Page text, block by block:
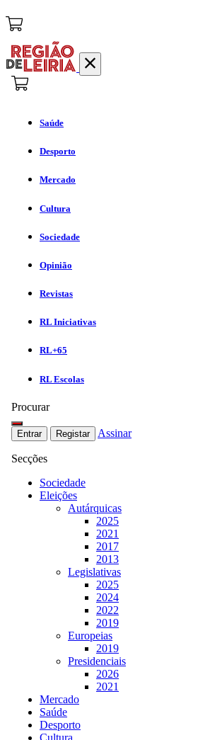
Saúde
Desporto
Mercado
Cultura
Sociedade
Opinião
Revistas
RL Iniciativas
RL+65
RL Escolas
Procurar
Entrar Registar Assinar
Secções
Sociedade
Eleições
Autárquicas
2025
2021
2017
2013
Legislativas
2025
2024
2022
2019
Europeias
2019
Presidenciais
2026
2021
Mercado
Saúde
Desporto
Cultura